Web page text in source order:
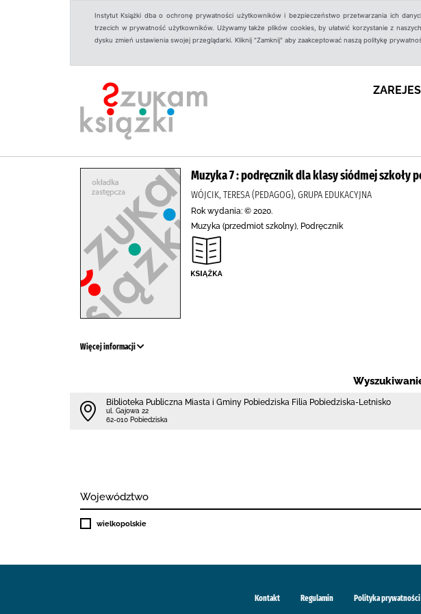
Instytut Książki dba o ochronę prywatności użytkowników i bezpieczeństwo przetwarzania ich
trzecich w prywatność użytkowników. Używamy także plików cookies, by ułatwić korzystanie z
dysku zmień ustawienia swojej przeglądarki. Kliknij "Zamknij" aby zaakceptować naszą politykę
Muzyka 7 : podręcznik dla klasy siódmej szkoły
WÓJCIK, TERESA (PEDAGOG), GRUPA EDUKACYJNA
Rok wydania: © 2020.
Muzyka (przedmiot szkolny), Podręcznik
Więcej informacji
Biblioteka Publiczna Miasta i Gminy Pobiedziska Filia Pobiedziska-Letnisko
ul. Gajowa 22
62-010 Pobiedziska
Województwo
wielkopolskie
Kontakt Regulamin Polityka